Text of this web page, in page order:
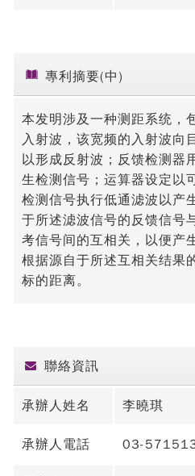
專利摘要(中)
本发明涉及一种测距系统，
入射波，该宽频的入射波向
以形成反射波；反馈检测器
生检测信号；运算器设定以
检测信号执行低通滤波以产
于所述滤波信号的反馈信号
考信号间的互相关，以便产
根据源自于所述互相关结果
标的距离。
聯絡資訊
承辦人姓名 李曉琪
承辦人電話 03-